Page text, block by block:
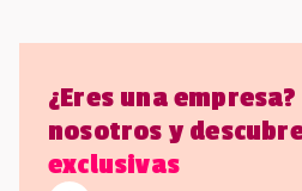
¿Eres una
nosotros y
exclusivas